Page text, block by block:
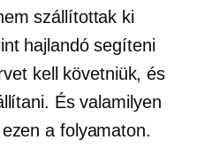
szállítottak ki
hajlandó segíteni
kell követniük, és
És valamilyen
a folyamaton.